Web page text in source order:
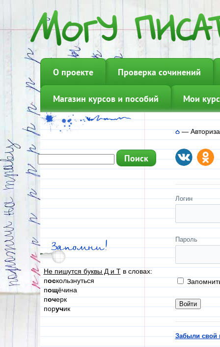
О проекте Проверка сочинений
Магазин курсов и пособий Мои
Запомни!
Не пишутся буквы Д и Тв словах:
поскользнуться
пощёчина
почерк
поручик
—
Логин
Пароль
Забыли свой